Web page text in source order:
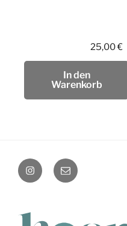
25,00€
In den
Warenkorb
instagramMail